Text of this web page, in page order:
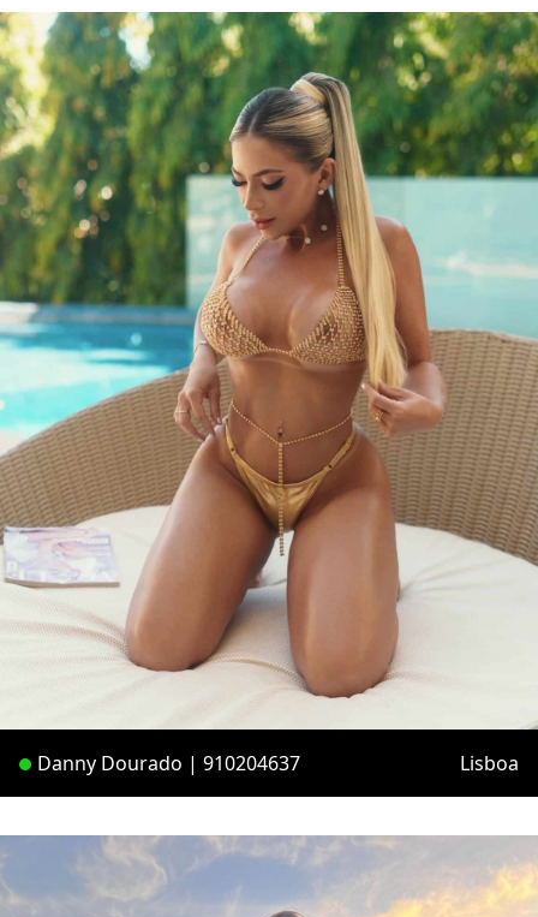
Danny Dourado | 910204637 Lisboa